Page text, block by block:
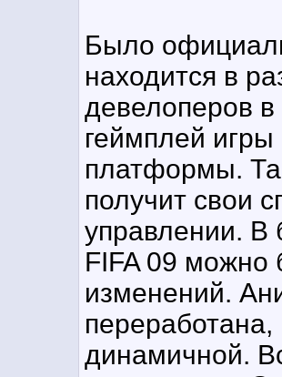
Было
находится в
девелоперов в
геймплей
платформы.
получит свои
управлении. В
FIFA 09 можно
изменений.
динамичной.